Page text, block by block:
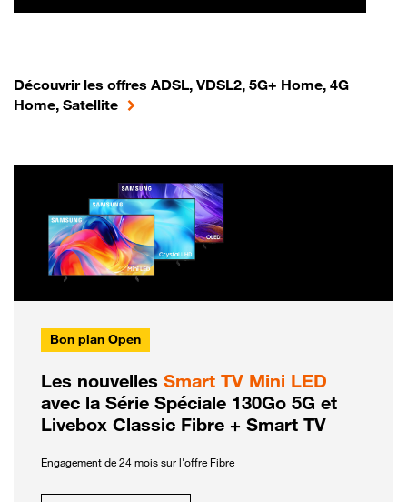
Découvrir les offres ADSL, VDSL2, 5G+ Home, 4G
Home, Satellite
Bon plan Open
Les nouvelles Smart TV Mini LED
avec la Série Spéciale 130Go 5G et
Livebox Classic Fibre + Smart TV
Engagement de 24 mois sur l'offre Fibre